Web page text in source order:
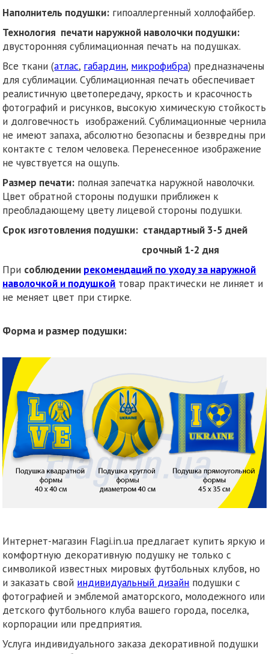
Наполнитель подушки: гипоаллергенный холлофайбер.
Технология печати наружной наволочки подушки:
двусторонняя сублимационная печать на подушках.
Все ткани (атлас, габардин, микрофибра) предназначены
для сублимации. Сублимационная печать обеспечивает
реалистичную цветопередачу, яркость и красочность
фотографий и рисунков, высокую химическую стойкость
и долговечность изображений. Сублимационные чернила
не имеют запаха, абсолютно безопасны и безвредны при
контакте с телом человека. Перенесенное изображение
не чувствуется на ощупь.
Размер печати: полная запечатка наружной наволочки.
Цвет обратной стороны подушки приближен к
преобладающему цвету лицевой стороны подушки.
Срок изготовления подушки: стандартный 3-5 дней
срочный 1-2 дня
При соблюдении рекомендаций по уходу за наружной
наволочкой и подушкой товар практически не линяет и
не меняет цвет при стирке.
Форма и размер подушки:
Интернет-магазин Flagi.in.ua предлагает купить яркую и
комфортную декоративную подушку не только с
символикой известных мировых футбольных клубов, но
и заказать свой индивидуальный дизайн подушки с
фотографией и эмблемой аматорского, молодежного или
детского футбольного клуба вашего города, поселка,
корпорации или предприятия.
Услуга индивидуального заказа декоративной подушки